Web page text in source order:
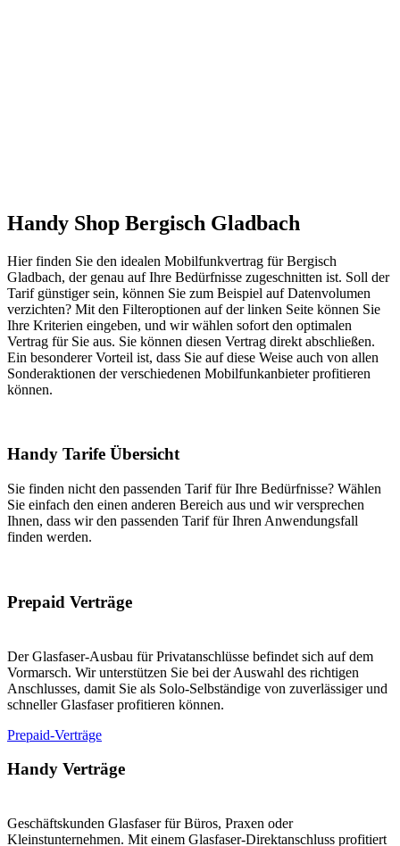
Handy Shop Bergisch Gladbach
Hier finden Sie den idealen Mobilfunkvertrag für Bergisch
Gladbach, der genau auf Ihre Bedürfnisse zugeschnitten ist. Soll der
Tarif günstiger sein, können Sie zum Beispiel auf Datenvolumen
verzichten? Mit den Filteroptionen auf der linken Seite können Sie
Ihre Kriterien eingeben, und wir wählen sofort den optimalen
Vertrag für Sie aus. Sie können diesen Vertrag direkt abschließen.
Ein besonderer Vorteil ist, dass Sie auf diese Weise auch von allen
Sonderaktionen der verschiedenen Mobilfunkanbieter profitieren
können.
Handy Tarife Übersicht
Sie finden nicht den passenden Tarif für Ihre Bedürfnisse? Wählen
Sie einfach den einen anderen Bereich aus und wir versprechen
Ihnen, dass wir den passenden Tarif für Ihren Anwendungsfall
finden werden.
Prepaid Verträge
Der Glasfaser-Ausbau für Privatanschlüsse befindet sich auf dem
Vormarsch. Wir unterstützen Sie bei der Auswahl des richtigen
Anschlusses, damit Sie als Solo-Selbständige von zuverlässiger und
schneller Glasfaser profitieren können.
Prepaid-Verträge
Handy Verträge
Geschäftskunden Glasfaser für Büros, Praxen oder
Kleinstunternehmen. Mit einem Glasfaser-Direktanschluss profitiert